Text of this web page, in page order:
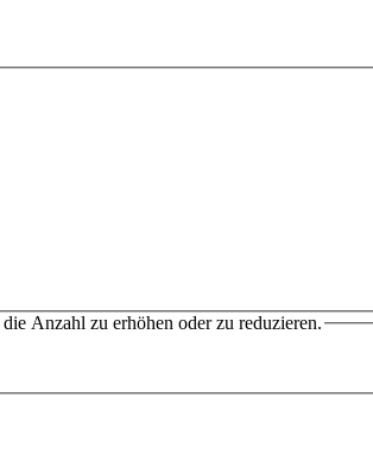
Anzahl zu erhöhen oder zu reduzieren.